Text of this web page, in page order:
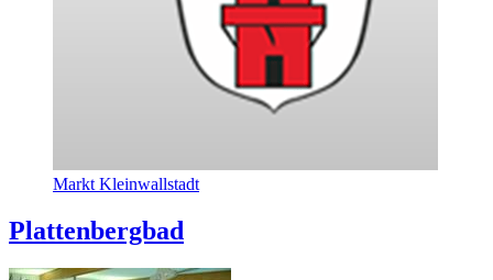
Markt Kleinwallstadt
Plattenbergbad